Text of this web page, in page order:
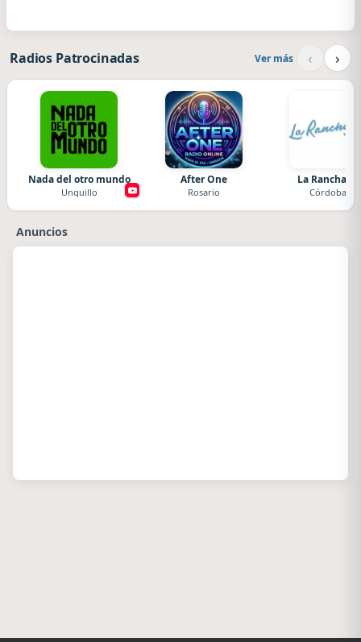
Radios Patrocinadas Ver más ‹ ›
Nada del otro mundo
Unquillo
After One
Rosario
La Ranchada
Córdoba
Anuncios